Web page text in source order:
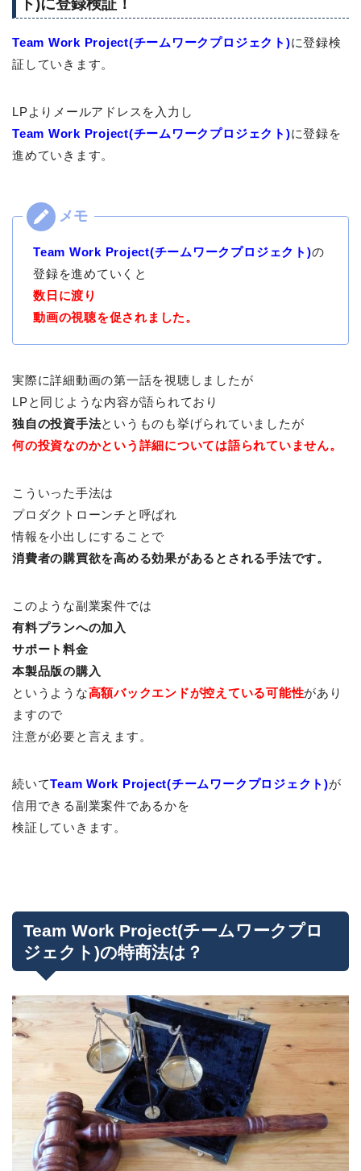
Team Work Project(チームワークプロジェクト)に登録検
証していきます。
LPよりメールアドレスを入力し
Team Work Project(チームワークプロジェクト)に登録を
進めていきます。
Team Work Project(チームワークプロジェクト)の
登録を進めていくと
数日に渡り
動画の視聴を促されました。
実際に詳細動画の第一話を視聴しましたが
LPと同じような内容が語られており
独自の投資手法というものも挙げられていましたが
何の投資なのかという詳細については語られていません。
こういった手法は
プロダクトローンチと呼ばれ
情報を小出しにすることで
消費者の購買欲を高める効果があるとされる手法です。
このような副業案件では
有料プランへの加入
サポート料金
本製品版の購入
というような高額バックエンドが控えている可能性があり
ますので
注意が必要と言えます。
続いてTeam Work Project(チームワークプロジェクト)が
信用できる副業案件であるかを
検証していきます。
Team Work Project(チームワークプロ
ジェクト)の特商法は？